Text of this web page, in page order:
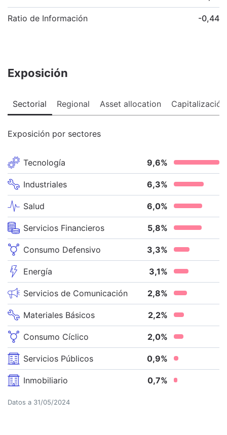
Ratio de Información -0,44
Exposición
Sectorial Regional Asset allocation Capitalización
Exposición por sectores
Tecnología 9,6%
Industriales 6,3%
Salud 6,0%
Servicios Financieros 5,8%
Consumo Defensivo 3,3%
Energía 3,1%
Servicios de Comunicación 2,8%
Materiales Básicos 2,2%
Consumo Cíclico 2,0%
Servicios Públicos 0,9%
Inmobiliario 0,7%
Datos a 31/05/2024